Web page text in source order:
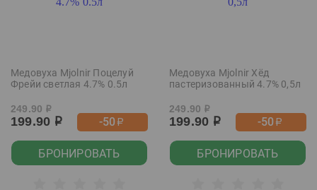
Медовуха Mjolnir Поцелуй
Фрейи светлая 4.7% 0.5л
249.90 р
199.90 р -50р
БРОНИРОВАТЬ
Медовуха Mjolnir Хёд
пастеризованный 4.7% 0,5л
249.90 р
199.90 р -50р
БРОНИРОВАТЬ